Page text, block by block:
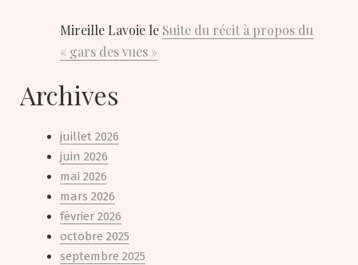
Mireille Lavoie le Suite du récit à propos du
« gars des vues »
Archives
juillet 2026
juin 2026
mai 2026
mars 2026
février 2026
octobre 2025
septembre 2025